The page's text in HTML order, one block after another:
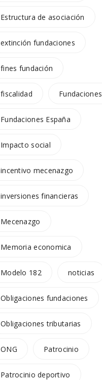
Estructura de asociación
extinción fundaciones
fines fundación
fiscalidad Fundaciones
Fundaciones España
Impacto social
incentivo mecenazgo
inversiones financieras
Mecenazgo
Memoria economica
Modelo 182 noticias
Obligaciones fundaciones
Obligaciones tributarias
ONG Patrocinio
Patrocinio deportivo